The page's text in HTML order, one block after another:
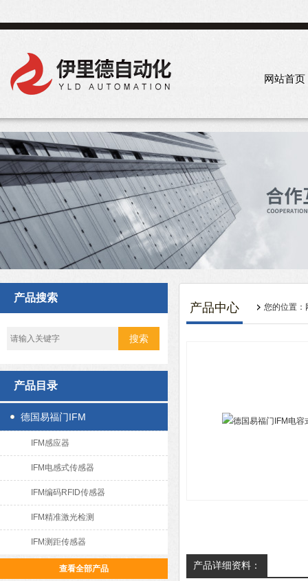
网站首页
产品搜索
产品目录
德国易福门IFM
IFM感应器
IFM电感式传感器
IFM编码RFID传感器
IFM精准激光检测
IFM测距传感器
查看全部产品
产品中心 您的位置：
产品详细资料：